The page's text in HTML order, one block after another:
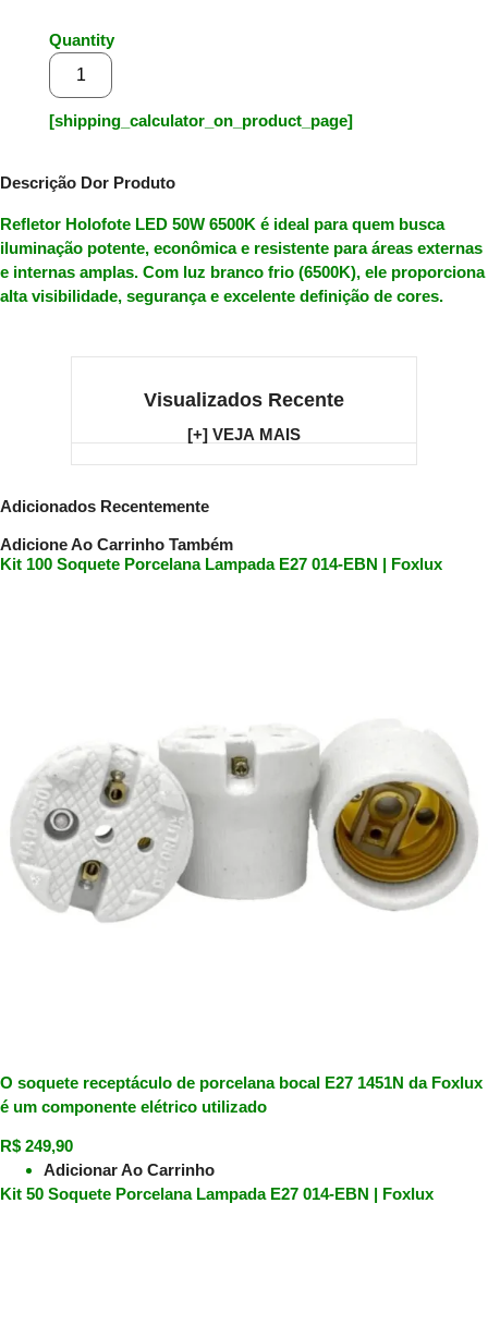
Quantity
[shipping_calculator_on_product_page]
Descrição Dor Produto
Refletor Holofote LED 50W 6500K é ideal para quem busca
iluminação potente, econômicae resistente para áreas externas
e internas amplas. Com luz branco frio (6500K), ele proporciona
alta visibilidade, segurança e excelente definição de cores.
Visualizados Recente
[+] VEJA MAIS
Adicionados Recentemente
Adicione Ao Carrinho Também
Kit 100 Soquete Porcelana Lampada E27 014-EBN | Foxlux
O soquete receptáculo de porcelana bocal E27 1451N da Foxlux
é um componente elétrico utilizado
R$ 249,90
Adicionar Ao Carrinho
Kit 50 Soquete Porcelana Lampada E27 014-EBN | Foxlux